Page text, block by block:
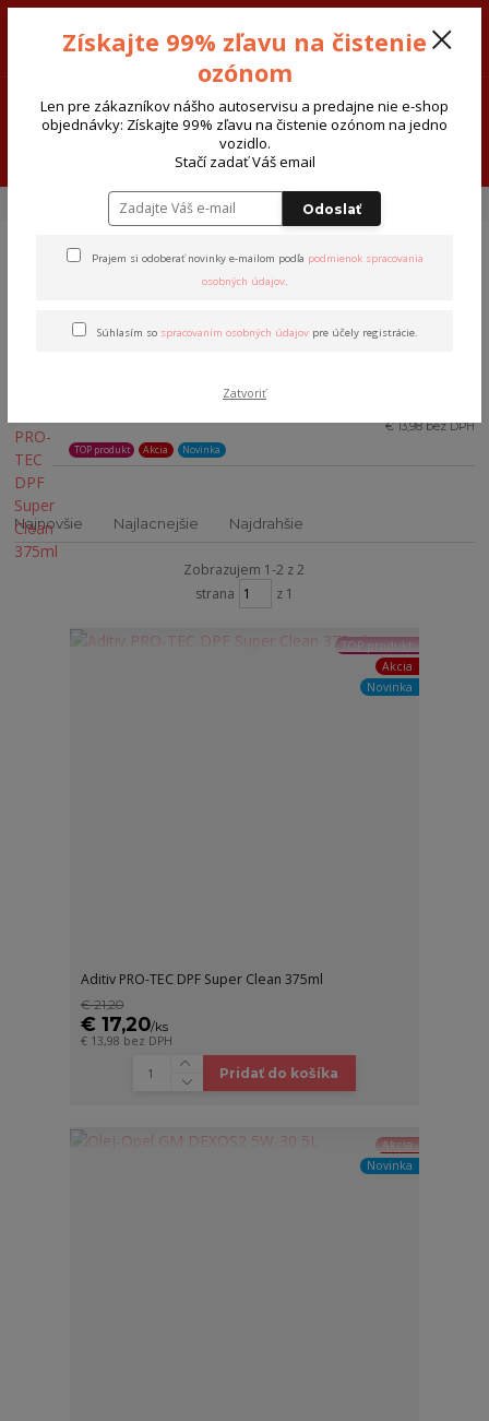
0915 377 999 Po-Pia-8:00-17:30 So:8:00-12:00
€ 0,00
Oleje-aditíva Oleje Oleje-Opel-GM
Oleje-Opel-GM
Aditiv PRO-TEC DPF Super Clean
TOP produkt Akcia Novinka
€ 13,98 bez DPH
Najnovšie Najlacnejšie Najdrahšie
Zobrazujem 1-2 z 2
strana
z 1
TOP produkt
Akcia
Novinka
Aditiv PRO-TEC DPF Super Clean 375ml
€ 21,20
€ 17,20/ks
€ 13,98 bez DPH
Pridať do košíka
Akcia
Novinka
Získajte 99% zľavu na čistenie
ozónom
Len pre zákazníkov nášho autoservisu a predajne nie e-shop
objednávky: Získajte 99% zľavu na čistenie ozónom na jedno
vozidlo.
Stačí zadať Váš email
Odoslať
Prajem si odoberať novinky e-mailom podľa podmienok spracovania
osobných údajov.
Súhlasím so spracovaním osobných údajovpre účely registrácie.
Zatvoriť